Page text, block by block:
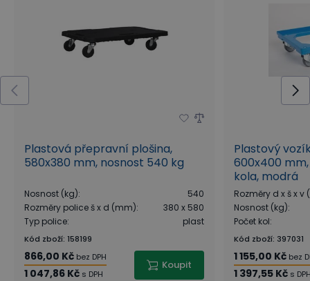
Plastová přepravní plošina,
580x380 mm, nosnost 540 kg
Nosnost (kg):
540
Rozměry police š x d (mm):
380 x 580
Typ police: plast
Kód zboží: 158199
866,00 Kč bez DPH
1 047,86 Kč s DPH
Koupit
Plastový
600x400
kola, modrá
Rozměry d x š x v
Nosnost (kg):
Počet kol:
Kód zboží: 397031
1 155,00 Kč bez
1 397,55 Kč s